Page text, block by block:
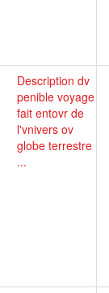
Description dv
penible voyage
fait entovr de
l'vnivers ov
globe terrestre
...